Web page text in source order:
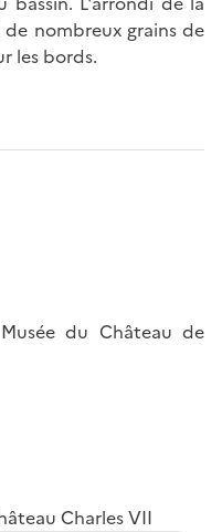
nombreux grains de
les bords.
du Château de
Charles VII